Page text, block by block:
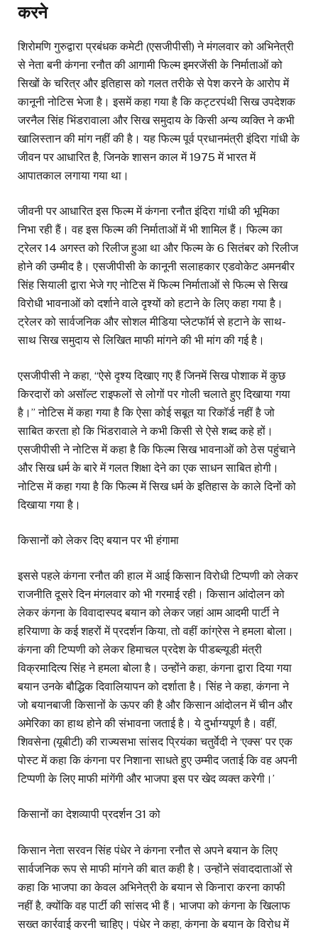
करने
शिरोमणि गुरुद्वारा प्रबंधक कमेटी (एसजीपीसी) ने मंगलवार को अभिनेत्री
से नेता बनी कंगना रनौत की आगामी फिल्म इमरजेंसी के निर्माताओं को
सिखों के चरित्र और इतिहास को गलत तरीके से पेश करने के आरोप में
कानूनी नोटिस भेजा है। इसमें कहा गया है कि कट्टरपंथी सिख उपदेशक
जरनैल सिंह भिंडरावाला और सिख समुदाय के किसी अन्य व्यक्ति ने कभी
खालिस्तान की मांग नहीं की है। यह फिल्म पूर्व प्रधानमंत्री इंदिरा गांधी के
जीवन पर आधारित है, जिनके शासन काल में 1975 में भारत में
आपातकाल लगाया गया था।
जीवनी पर आधारित इस फिल्म में कंगना रनौत इंदिरा गांधी की भूमिका
निभा रही हैं। वह इस फिल्म की निर्माताओं में भी शामिल हैं। फिल्म का
ट्रेलर 14 अगस्त को रिलीज हुआ था और फिल्म के 6 सितंबर को रिलीज
होने की उम्मीद है। एसजीपीसी के कानूनी सलाहकार एडवोकेट अमनबीर
सिंह सियाली द्वारा भेजे गए नोटिस में फिल्म निर्माताओं से फिल्म से सिख
विरोधी भावनाओं को दर्शाने वाले दृश्यों को हटाने के लिए कहा गया है।
ट्रेलर को सार्वजनिक और सोशल मीडिया प्लेटफॉर्म से हटाने के साथ-
साथ सिख समुदाय से लिखित माफी मांगने की भी मांग की गई है।
एसजीपीसी ने कहा, “ऐसे दृश्य दिखाए गए हैं जिनमें सिख पोशाक में कुछ
किरदारों को असॉल्ट राइफलों से लोगों पर गोली चलाते हुए दिखाया गया
है।” नोटिस में कहा गया है कि ऐसा कोई सबूत या रिकॉर्ड नहीं है जो
साबित करता हो कि भिंडरावाले ने कभी किसी से ऐसे शब्द कहे हों।
एसजीपीसी ने नोटिस में कहा है कि फिल्म सिख भावनाओं को ठेस पहुंचाने
और सिख धर्म के बारे में गलत शिक्षा देने का एक साधन साबित होगी।
नोटिस में कहा गया है कि फिल्म में सिख धर्म के इतिहास के काले दिनों को
दिखाया गया है।
किसानों को लेकर दिए बयान पर भी हंगामा
इससे पहले कंगना रनौत की हाल में आई किसान विरोधी टिप्पणी को लेकर
राजनीति दूसरे दिन मंगलवार को भी गरमाई रही। किसान आंदोलन को
लेकर कंगना के विवादास्पद बयान को लेकर जहां आम आदमी पार्टी ने
हरियाणा के कई शहरों में प्रदर्शन किया, तो वहीं कांग्रेस ने हमला बोला।
कंगना की टिप्पणी को लेकर हिमाचल प्रदेश के पीडब्ल्यूडी मंत्री
विक्रमादित्य सिंह ने हमला बोला है। उन्होंने कहा, कंगना द्वारा दिया गया
बयान उनके बौद्धिक दिवालियापन को दर्शाता है। सिंह ने कहा, कंगना ने
जो बयानबाजी किसानों के ऊपर की है और किसान आंदोलन में चीन और
अमेरिका का हाथ होने की संभावना जताई है। ये दुर्भाग्यपूर्ण है। वहीं,
शिवसेना (यूबीटी) की राज्यसभा सांसद प्रियंका चतुर्वेदी ने ‘एक्स’ पर एक
पोस्ट में कहा कि कंगना पर निशाना साधते हुए उम्मीद जताई कि वह अपनी
टिप्पणी के लिए माफी मांगेंगी और भाजपा इस पर खेद व्यक्त करेगी।’
किसानों का देशव्यापी प्रदर्शन 31 को
किसान नेता सरवन सिंह पंधेर ने कंगना रनौत से अपने बयान के लिए
सार्वजनिक रूप से माफी मांगने की बात कही है। उन्होंने संवाददाताओं से
कहा कि भाजपा का केवल अभिनेत्री के बयान से किनारा करना काफी
नहीं है, क्योंकि वह पार्टी की सांसद भी हैं। भाजपा को कंगना के खिलाफ
सख्त कार्रवाई करनी चाहिए। पंधेर ने कहा, कंगना के बयान के विरोध में